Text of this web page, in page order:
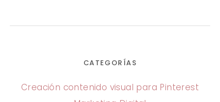
CATEGORÍAS
Creación contenido visual para Pinterest